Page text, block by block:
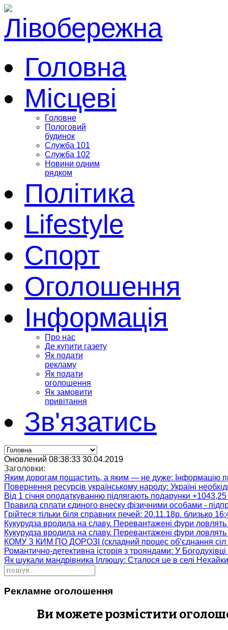
Головна
Місцеві
Головне
Пологовий
будинок
Служба 101
Служба 102
Новини одним
рядком
Політика
Lifestyle
Спорт
Оголошення
Інформація
Про нас
Де купити газету
Як подати
рекламу
Як подати
оголошення
Як замовити
привітання
Зв'язатись
Оновлений 08:38:33 30.04.2019
Заголовки:
Яким дорогам пощастить, а яким — не дуже: Інформацію
Повернення ресурсів українському народу: Україні
Від 1 січня оподаткуванню підлягають подарунки +1043,25
Правила сплати єдиного внеску фізичними особами -
Грійтеся тільки біля справних печей: 20.11.18р. близько
Кукурудза вродила на славу. Перевантажені фури
Кукурудза вродила на славу. Перевантажені фури
КОМУ З КИМ ПО ДОРОЗІ (складний процес об’єднання сіл
Романтично-детективна історія з трояндами: У
Як шукали мандрівника Іллюшу: Сталося це в селі
Рекламне оголошення
Ви можете розмістити